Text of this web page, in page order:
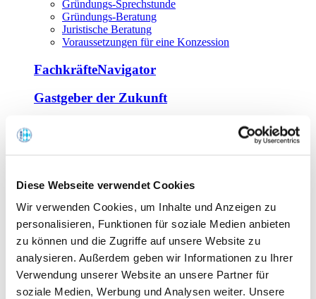
Diese Webseite verwendet Cookies
Wir verwenden Cookies, um Inhalte und Anzeigen zu
personalisieren, Funktionen für soziale Medien anbieten
zu können und die Zugriffe auf unsere Website zu
analysieren. Außerdem geben wir Informationen zu Ihrer
Verwendung unserer Website an unsere Partner für
soziale Medien, Werbung und Analysen weiter. Unsere
Gründungs-Sprechstunde
Gründungs-Beratung
Juristische Beratung
Voraussetzungen für eine Konzession
FachkräfteNavigator
Gastgeber der Zukunft
Offene Seminare
Tagen im Palais
Wirte-und Unternehmerbrief
Lernplattform BOUNTI
Partner
Branchennahe Organisationen